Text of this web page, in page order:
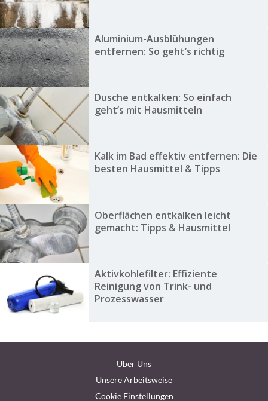
Aluminium-Ausblühungen
entfernen: So geht’s richtig
Dusche entkalken: So einfach
geht’s mit Hausmitteln
Kalk im Bad effektiv entfernen: Die
besten Hausmittel & Tipps
Oberflächen entkalken leicht
gemacht: Tipps & Hausmittel
Aktivkohlefilter: Effiziente
Reinigung von Trink- und
Prozesswasser
Über Uns
Unsere Arbeitsweise
Cookie Einstellungen